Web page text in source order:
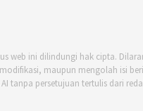
web ini dilindungi hak cipta.
maupun mengolah isi
tanpa persetujuan tertulis dari